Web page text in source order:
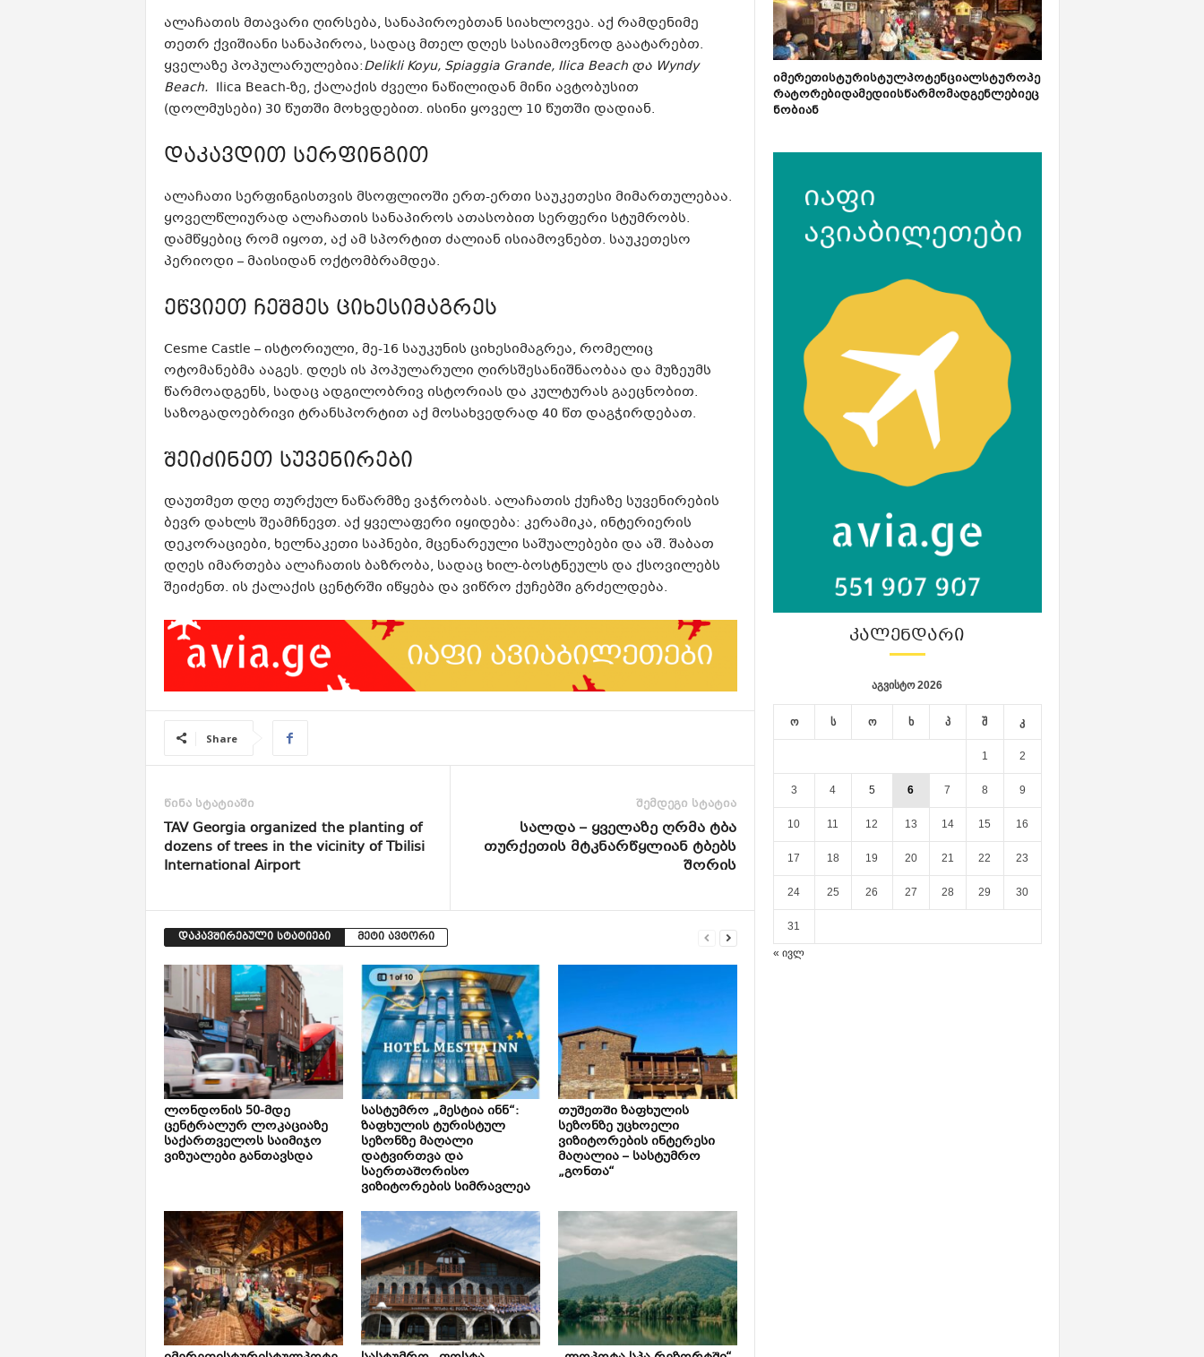
ალაჩათის მთავარი ღირსება, სანაპიროებთან სიახლოვეა. აქ რამდენიმე
თეთრ ქვიშიანი სანაპიროა, სადაც მთელ დღეს სასიამოვნოდ გაატარებთ.
ყველაზე პოპულარულებია:Delikli Koyu, Spiaggia Grande, Ilica Beach და Wyndy
Beach. Ilica Beach-ზე, ქალაქის ძველი ნაწილიდან მინი ავტობუსით
(დოლმუსები) 30 წუთში მოხვდებით. ისინი ყოველ 10 წუთში დადიან.
დაკავდით სერფინგით
ალაჩათი სერფინგისთვის მსოფლიოში ერთ-ერთი საუკეთესი მიმართულებაა.
ყოველწლიურად ალაჩათის სანაპიროს ათასობით სერფერი სტუმრობს.
დამწყებიც რომ იყოთ, აქ ამ სპორტით ძალიან ისიამოვნებთ. საუკეთესო
პერიოდი – მაისიდან ოქტომბრამდეა.
ეწვიეთ ჩეშმეს ციხესიმაგრეს
Cesme Castle – ისტორიული, მე-16 საუკუნის ციხესიმაგრეა, რომელიც
ოტომანებმა ააგეს. დღეს ის პოპულარული ღირსშესანიშნაობაა და მუზეუმს
წარმოადგენს, სადაც ადგილობრივ ისტორიას და კულტურას გაეცნობით.
საზოგადოებრივი ტრანსპორტით აქ მოსახვედრად 40 წთ დაგჭირდებათ.
შეიძინეთ სუვენირები
დაუთმეთ დღე თურქულ ნაწარმზე ვაჭრობას. ალაჩათის ქუჩაზე სუვენირების
ბევრ დახლს შეამჩნევთ. აქ ყველაფერი იყიდება: კერამიკა, ინტერიერის
დეკორაციები, ხელნაკეთი საპნები, მცენარეული საშუალებები და აშ. შაბათ
დღეს იმართება ალაჩათის ბაზრობა, სადაც ხილ-ბოსტნეულს და ქსოვილებს
შეიძენთ. ის ქალაქის ცენტრში იწყება და ვიწრო ქუჩებში გრძელდება.
Share
წინა სტატიაში
TAV Georgia organized the planting of
dozens of trees in the vicinity of Tbilisi
International Airport
შემდეგი სტატია
სალდა – ყველაზე ღრმა ტბა
თურქეთის მტკნარწყლიან ტბებს
შორის
დაკავშირებული სტატიები მეტი ავტორი
ლონდონის 50-მდე
ცენტრალურ ლოკაციაზე
საქართველოს საიმიჯო
ვიზუალები განთავსდა
სასტუმრო „მესტია ინნ“:
ზაფხულის ტურისტულ
სეზონზე მაღალი
დატვირთვა და
საერთაშორისო
ვიზიტორების სიმრავლეა
თუშეთში ზაფხულის
სეზონზე უცხოელი
ვიზიტორების ინტერესი
მაღალია – სასტუმრო
„გონთა“
იმერეთისტურისტულპოტენციალსტუროპე
რატორებიდამედიისწარმომადგენლებიეც
ნობიან
ᲙᲐᲚᲔᲜᲓᲐᲠᲘ
აგვისტო 2026
ო ს ო ხ პ შ კ
1 2
3 4 5 6 7 8 9
10 11 12 13 14 15 16
17 18 19 20 21 22 23
24 25 26 27 28 29 30
31
« ივლ